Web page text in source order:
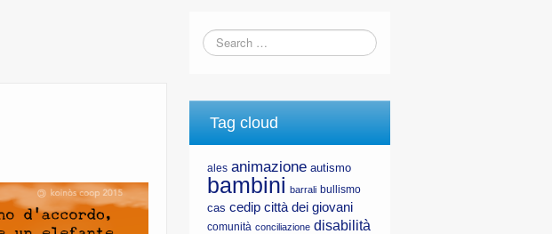
Tag cloud
ales animazione autismo
bambini barrali bullismo
cas cedip città dei giovani
comunità conciliazione disabilità